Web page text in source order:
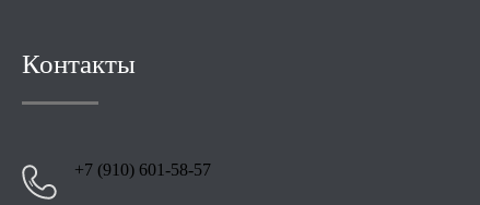
Контакты
+7 (910) 601-58-57